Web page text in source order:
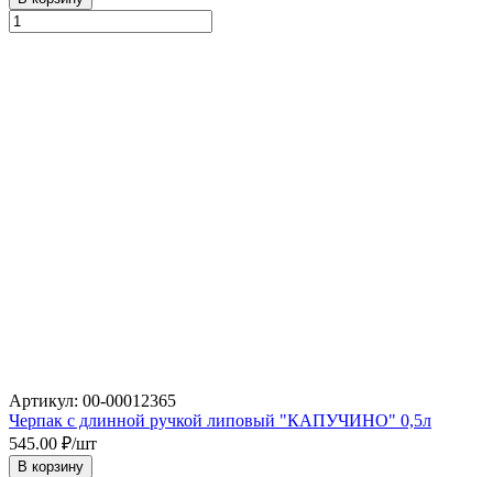
Артикул: 00-00012365
Черпак с длинной ручкой липовый "КАПУЧИНО" 0,5л
545.00 ₽/шт
В корзину